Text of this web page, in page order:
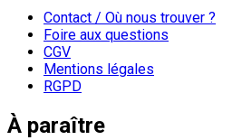
Contact / Où nous trouver ?
Foire aux questions
CGV
Mentions légales
RGPD
À paraître